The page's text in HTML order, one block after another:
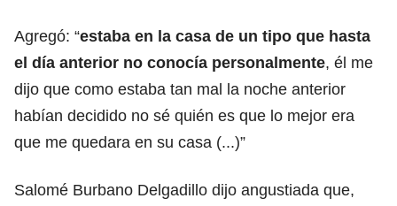
Agregó: “estaba en la casa de un tipo que hasta
el día anterior no conocía personalmente, él me
dijo que como estaba tan mal la noche anterior
habían decidido no sé quién es que lo mejor era
que me quedara en su casa (...)”
Salomé Burbano Delgadillo dijo angustiada que,